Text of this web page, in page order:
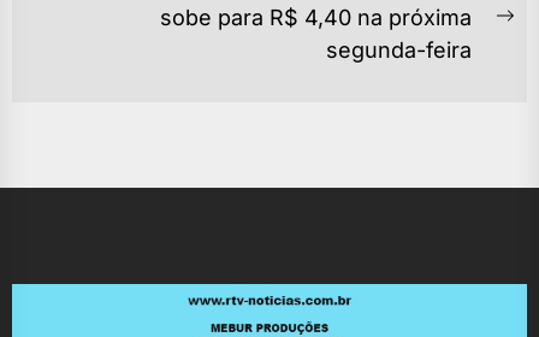
sobe para R$ 4,40 na próxima
segunda-feira